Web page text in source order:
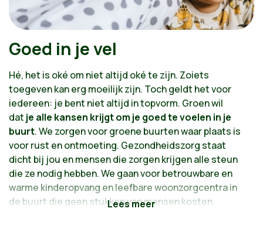
Goed in je vel
Hé, het is oké om niet altijd oké te zijn. Zoiets
toegeven kan erg moeilijk zijn. Toch geldt het voor
iedereen: je bent niet altijd in topvorm. Groen wil
dat je alle kansen krijgt om je goed te voelen in je
buurt. We zorgen voor groene buurten waar plaats is
voor rust en ontmoeting. Gezondheidszorg staat
dicht bij jou en mensen die zorgen krijgen alle steun
die ze nodig hebben. We gaan voor betrouwbare en
warme kinderopvang en leefbare woonzorgcentra in
de buurt die geen stukken van mensen kosten.